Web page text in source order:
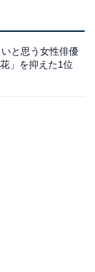
いと思う女性俳優
」を抑えた1位